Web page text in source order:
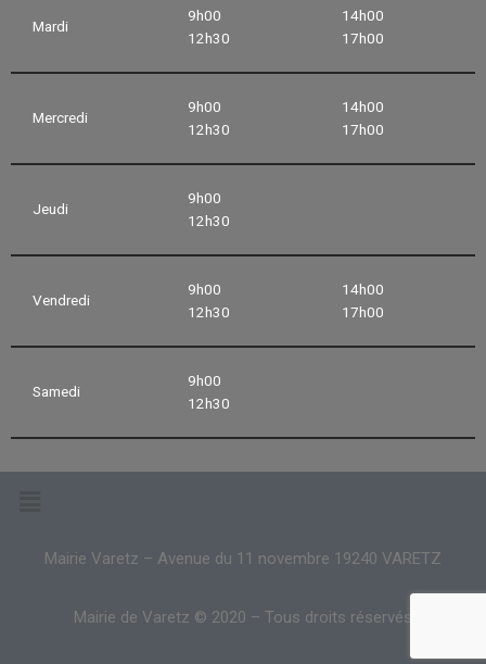
Mardi
9h00
12h30
14h00
17h00
Mercredi
9h00
12h30
14h00
17h00
Jeudi
9h00
12h30
Vendredi
9h00
12h30
14h00
17h00
Samedi
9h00
12h30
Mairie Varetz – Avenue du 11 novembre 19240 VARETZ
Mairie de Varetz © 2020 – Tous droits réservés